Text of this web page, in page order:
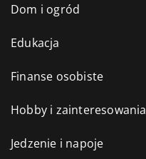
Dom i ogród
Edukacja
Finanse osobiste
Hobby i zainteresowania
Jedzenie i napoje